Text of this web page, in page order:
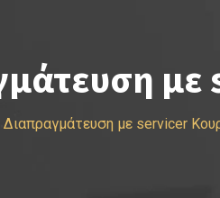
με
Διαπραγμάτευση με servicer